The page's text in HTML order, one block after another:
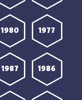
1977
1980
1986
1987